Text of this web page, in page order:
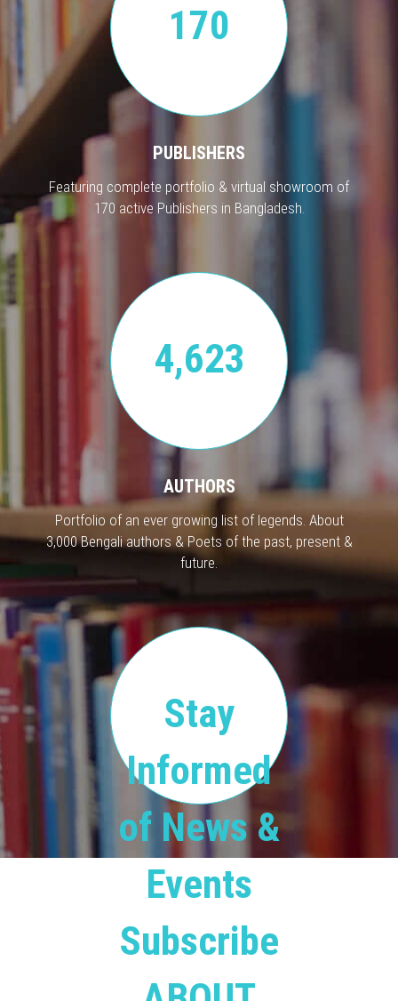
170
PUBLISHERS
Featuring complete portfolio & virtual showroom of
170 active Publishers in Bangladesh.
4,623
AUTHORS
Portfolio of an ever growing list of legends. About
3,000 Bengali authors & Poets of the past, present &
future.
Stay
Informed
of News &
Events
Subscribe